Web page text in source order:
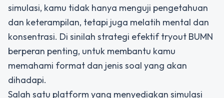
simulasi, kamu tidak hanya menguji pengetahuan
dan keterampilan, tetapi juga melatih mental dan
konsentrasi. Di sinilah strategi efektif tryout BUMN
berperan penting, untuk membantu kamu
memahami format dan jenis soal yang akan
dihadapi.
Salah satu platform yang menyediakan simulasi